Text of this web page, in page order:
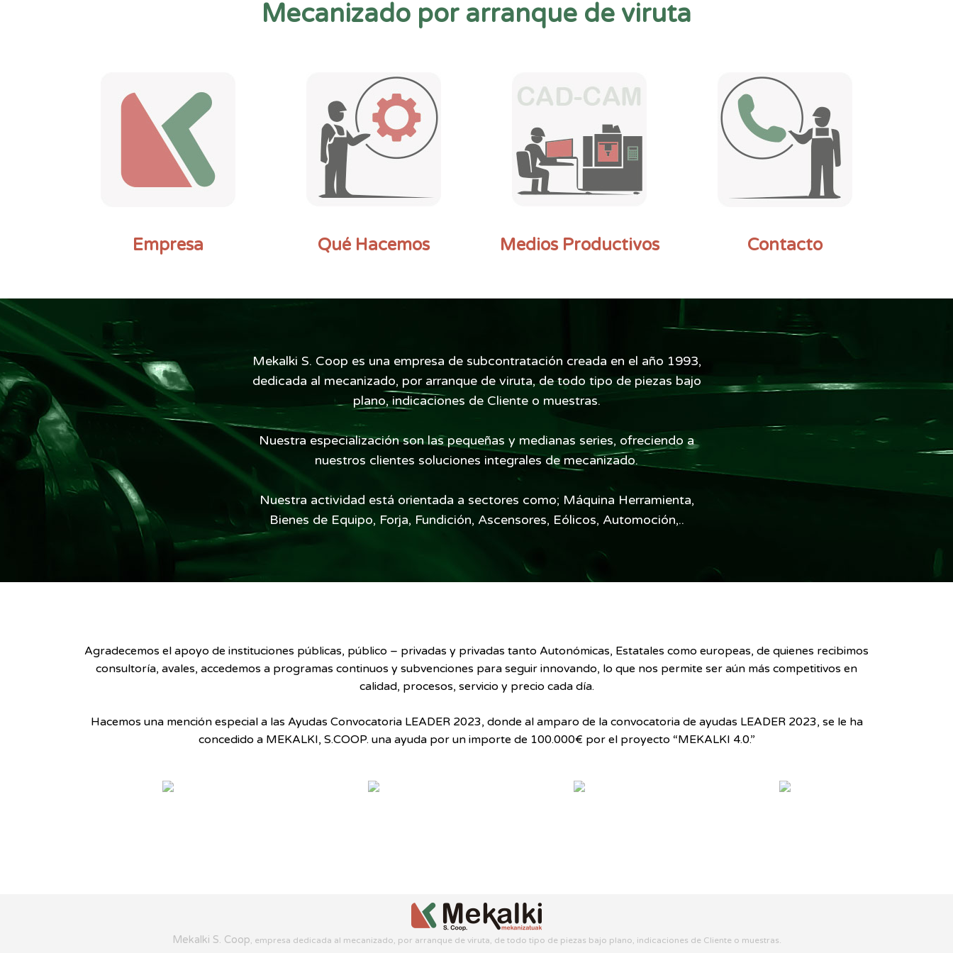
Mecanizado por arranque de viruta
Empresa Qué Hacemos Medios Productivos Contacto
Mekalki S. Coop es una empresa de subcontratación creada en el año 1993,
dedicada al mecanizado, por arranque de viruta, de todo tipo de piezas bajo
plano, indicaciones de Cliente o muestras.
Nuestra especialización son las pequeñas y medianas series, ofreciendo a
nuestros clientes soluciones integrales de mecanizado.
Nuestra actividad está orientada a sectores como; Máquina Herramienta,
Bienes de Equipo, Forja, Fundición, Ascensores, Eólicos, Automoción,..
Agradecemos el apoyo de instituciones públicas, público – privadas y privadas tanto Autonómicas, Estatales como europeas, de quienes recibimos
consultoría, avales, accedemos a programas continuos y subvenciones para seguir innovando, lo que nos permite ser aún más competitivos en
calidad, procesos, servicio y precio cada día.
Hacemos una mención especial a las Ayudas Convocatoria LEADER 2023, donde al amparo de la convocatoria de ayudas LEADER 2023, se le ha
concedido a MEKALKI, S.COOP. una ayuda por un importe de 100.000€ por el proyecto “MEKALKI 4.0.”
Mekalki S. Coop, empresa dedicada al mecanizado, por arranque de viruta, de todo tipo de piezas bajo plano, indicaciones de Cliente o muestras.